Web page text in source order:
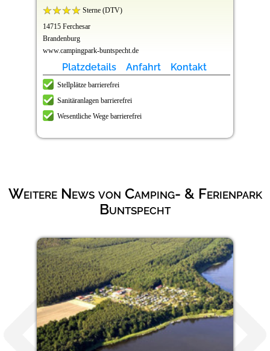
Sterne (DTV)
14715 Ferchesar
Brandenburg
www.campingpark-buntspecht.de
Platzdetails Anfahrt Kontakt
Stellplätze barrierefrei
Sanitäranlagen barrierefrei
Wesentliche Wege barrierefrei
Weitere News von Camping- & Ferienpark
Buntspecht